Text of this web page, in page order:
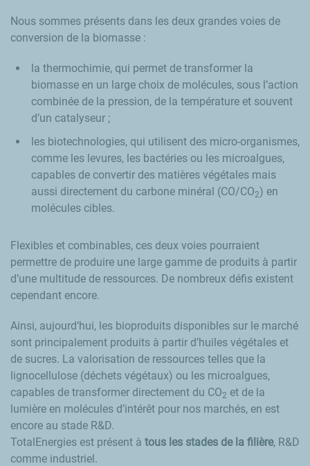
Nous sommes présents dans les deux grandes voies de
conversion de la biomasse :
la thermochimie, qui permet de transformer la
biomasse en un large choix de molécules, sous l’action
combinée de la pression, de la température et souvent
d’un catalyseur ;
les biotechnologies, qui utilisent des micro-organismes,
comme les levures, les bactéries ou les microalgues,
capables de convertir des matières végétales mais
aussi directement du carbone minéral (CO/CO2) en
molécules cibles.
Flexibles et combinables, ces deux voies pourraient
permettre de produire une large gamme de produits à partir
d’une multitude de ressources. De nombreux défis existent
cependant encore.
Ainsi, aujourd‘hui, les bioproduits disponibles sur le marché
sont principalement produits à partir d’huiles végétales et
de sucres. La valorisation de ressources telles que la
lignocellulose (déchets végétaux) ou les microalgues,
capables de transformer directement du CO2 et de la
lumière en molécules d’intérêt pour nos marchés, en est
encore au stade R&D.
TotalEnergies est présent à tous les stades de la filière, R&D
comme industriel.